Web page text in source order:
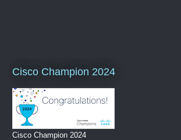
Cisco Champion 2024
Cisco Champion 2024